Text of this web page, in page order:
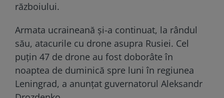
războiului.
Armata ucraineană și-a continuat, la rândul
său, atacurile cu drone asupra Rusiei. Cel
puțin 47 de drone au fost doborâte în
noaptea de duminică spre luni în regiunea
Leningrad, a anunțat guvernatorul Aleksandr